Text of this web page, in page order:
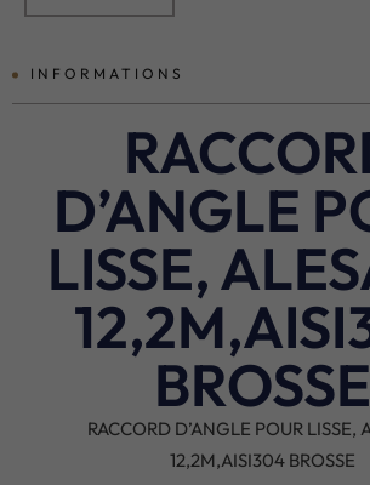
INFORMATIONS
D’ANGLE
LISSE,
BROSSE
RACCORD D’ANGLE POUR LISSE,
12,2M,AISI304 BROSSE